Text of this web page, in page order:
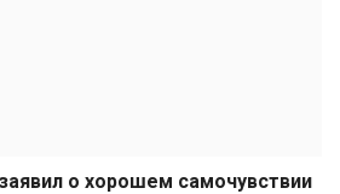
о хорошем самочувствии